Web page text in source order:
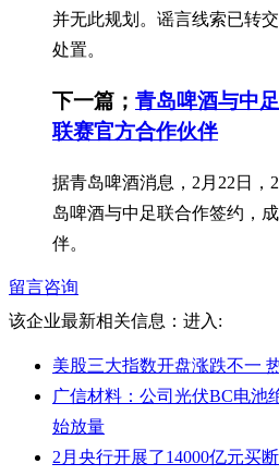
并无此规划。谣言线索已转
处置。
下一篇； 青岛啤酒与中
联赛官方合作伙伴
据青岛啤酒消息，2月22日，
岛啤酒与中足联合作签约，
伴。
留言咨询
该企业最新相关信息： 进入:
美股三大指数开盘涨跌不一
广信材料：公司光伏BC电池
始放量
2月央行开展了14000亿元买